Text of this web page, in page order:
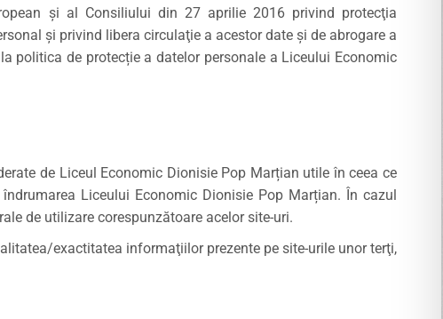
şi al Consiliului din 27 aprilie 2016 privind protecţia
şi privind libera circulaţie a acestor date şi de abrogare a
politica de protecție a datelor personale a Liceului Economic
de Liceul Economic Dionisie Pop Marțian utile în ceea ce
Liceului Economic Dionisie Pop Marțian. În cazul
de utilizare corespunzătoare acelor site-uri.
exactitatea informaţiilor prezente pe site-urile unor terţi,